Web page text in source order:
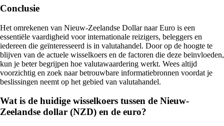
Conclusie
Het omrekenen van Nieuw-Zeelandse Dollar naar Euro is een
essentiële vaardigheid voor internationale reizigers, beleggers en
iedereen die geïnteresseerd is in valutahandel. Door op de hoogte te
blijven van de actuele wisselkoers en de factoren die deze beïnvloeden,
kun je beter begrijpen hoe valutawaardering werkt. Wees altijd
voorzichtig en zoek naar betrouwbare informatiebronnen voordat je
beslissingen neemt op het gebied van valutahandel.
Wat is de huidige wisselkoers tussen de Nieuw-
Zeelandse dollar (NZD) en de euro?